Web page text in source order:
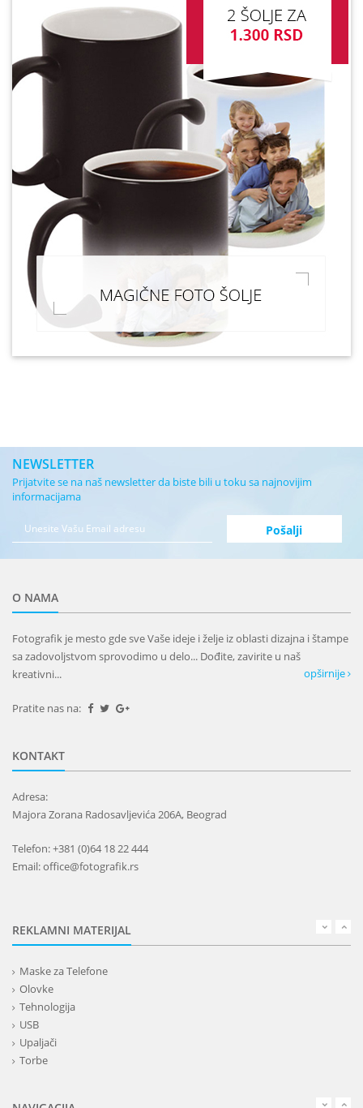
NEWSLETTER
Prijatvite se na naš newsletter da biste bili u toku sa najnovijim
informacijama
O NAMA
Fotografik je mesto gde sve Vaše ideje i želje iz oblasti dizajna i štampe
sa zadovoljstvom sprovodimo u delo... Dođite, zavirite u naš
kreativni...
opširnije
Pratite nas na:
KONTAKT
Adresa:
Majora Zorana Radosavljevića 206A, Beograd
Telefon: +381 (0)64 18 22 444
Email: office@fotografik.rs
REKLAMNI MATERIJAL
Maske za Telefone
Olovke
Tehnologija
USB
Upaljači
Torbe